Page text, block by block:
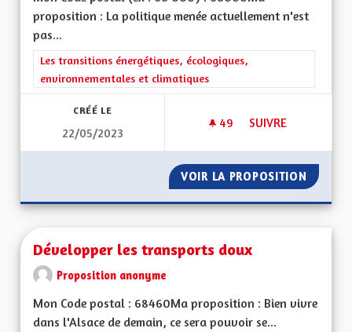
proposition : La politique menée actuellement n'est
pas...
Filtrer les résultats de la catégorie : Les transitions
Les transitions énergétiques, écologiques,
environnementales et climatiques
CRÉÉ LE
22/05/2023
49 49 ABONNÉS
SUIVRE
VOIR LA PROPOSITION
Développer les transports doux
Proposition anonyme
Mon Code postal : 68460Ma proposition : Bien vivre
dans l'Alsace de demain, ce sera pouvoir se...